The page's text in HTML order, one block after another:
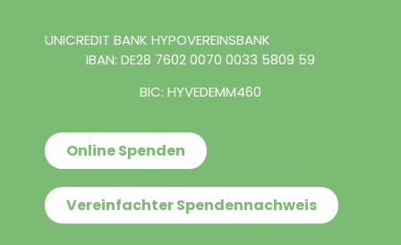
UNICREDIT BANK HYPOVEREINSBANK
IBAN: DE28 7602 0070 0033 5809 59
BIC: HYVEDEMM460
Online Spenden
Vereinfachter Spendennachweis